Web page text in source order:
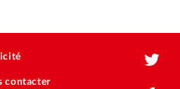
contacter